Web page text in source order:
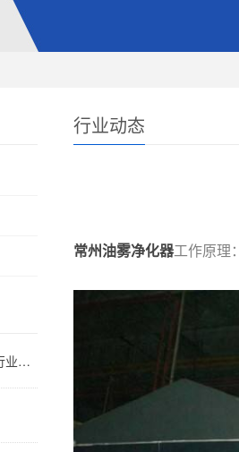
为什么说油雾收集器改变了机加工行业的未来
行业动态
常州油雾净化器工作原理：